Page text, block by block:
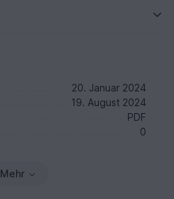
20. Januar 2024
19. August 2024
PDF
0
Mehr